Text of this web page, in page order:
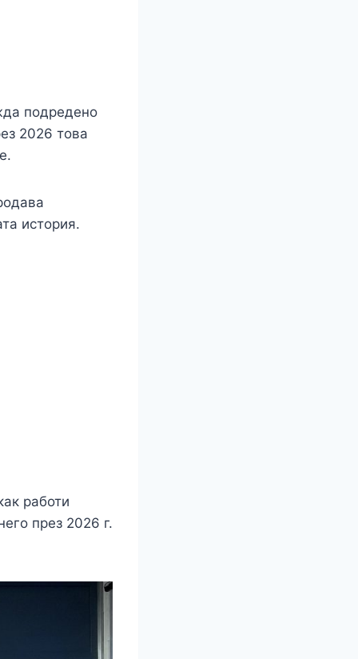
подредено
2026 това
история.
работи
през 2026 г.